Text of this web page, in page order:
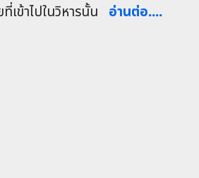
เข้าไปในวิหารนั้น
อ่านต่อ....